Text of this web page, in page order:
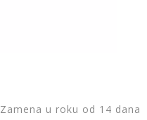
Zamena u roku od 14 dana